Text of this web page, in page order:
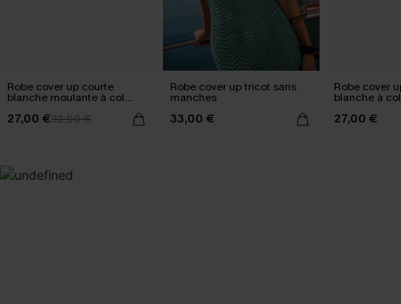
Robe cover up courte
blanche moulante à col
27,00 €32,00 €
Robe cover up tricot sans
manches
33,00 €
Robe cover
blanche à
27,00 €